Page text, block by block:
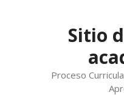
Sitio
Proceso